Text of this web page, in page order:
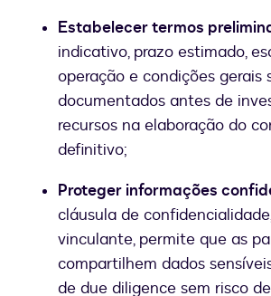
Estabelecer termos
indicativo, prazo estimado,
operação e condições gerais
documentados antes de
recursos na elaboração do
definitivo;
Proteger informações
cláusula de
vinculante, permite que as
compartilhem dados
de due diligence sem risco